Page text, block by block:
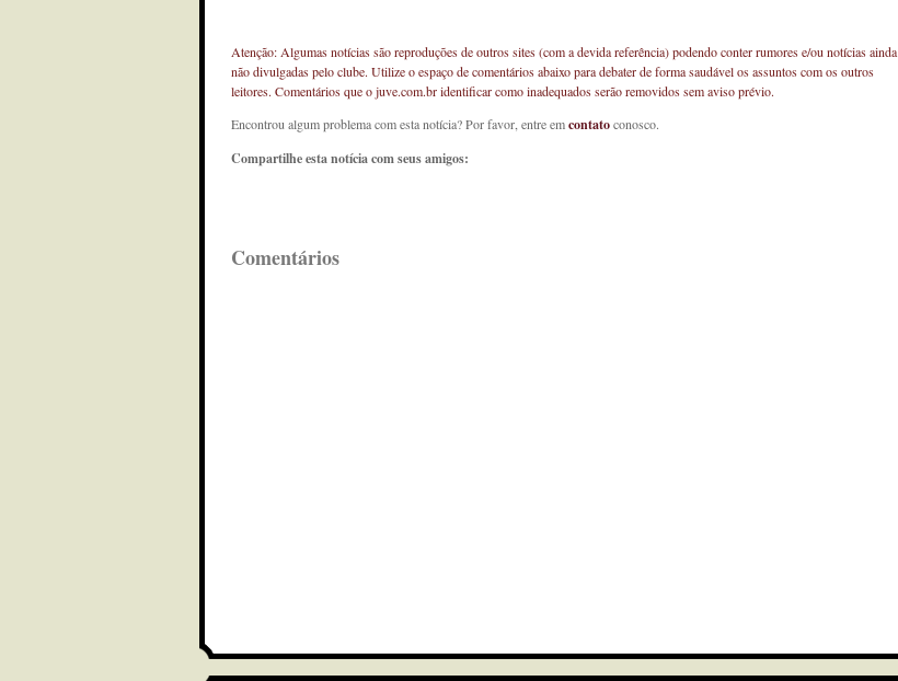
Atenção: Algumas notícias são reproduções de outros sites (com a devida referência) podendo conter rumores e/ou notícias ainda
não divulgadas pelo clube. Utilize o espaço de comentários abaixo para debater de forma saudável os assuntos com os outros
leitores. Comentários que o juve.com.br identificar como inadequados serão removidos sem aviso prévio.
Encontrou algum problema com esta notícia? Por favor, entre emcontatoconosco.
Compartilhe esta notícia com seus amigos:
Comentários